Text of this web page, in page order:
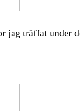
jag träffat under